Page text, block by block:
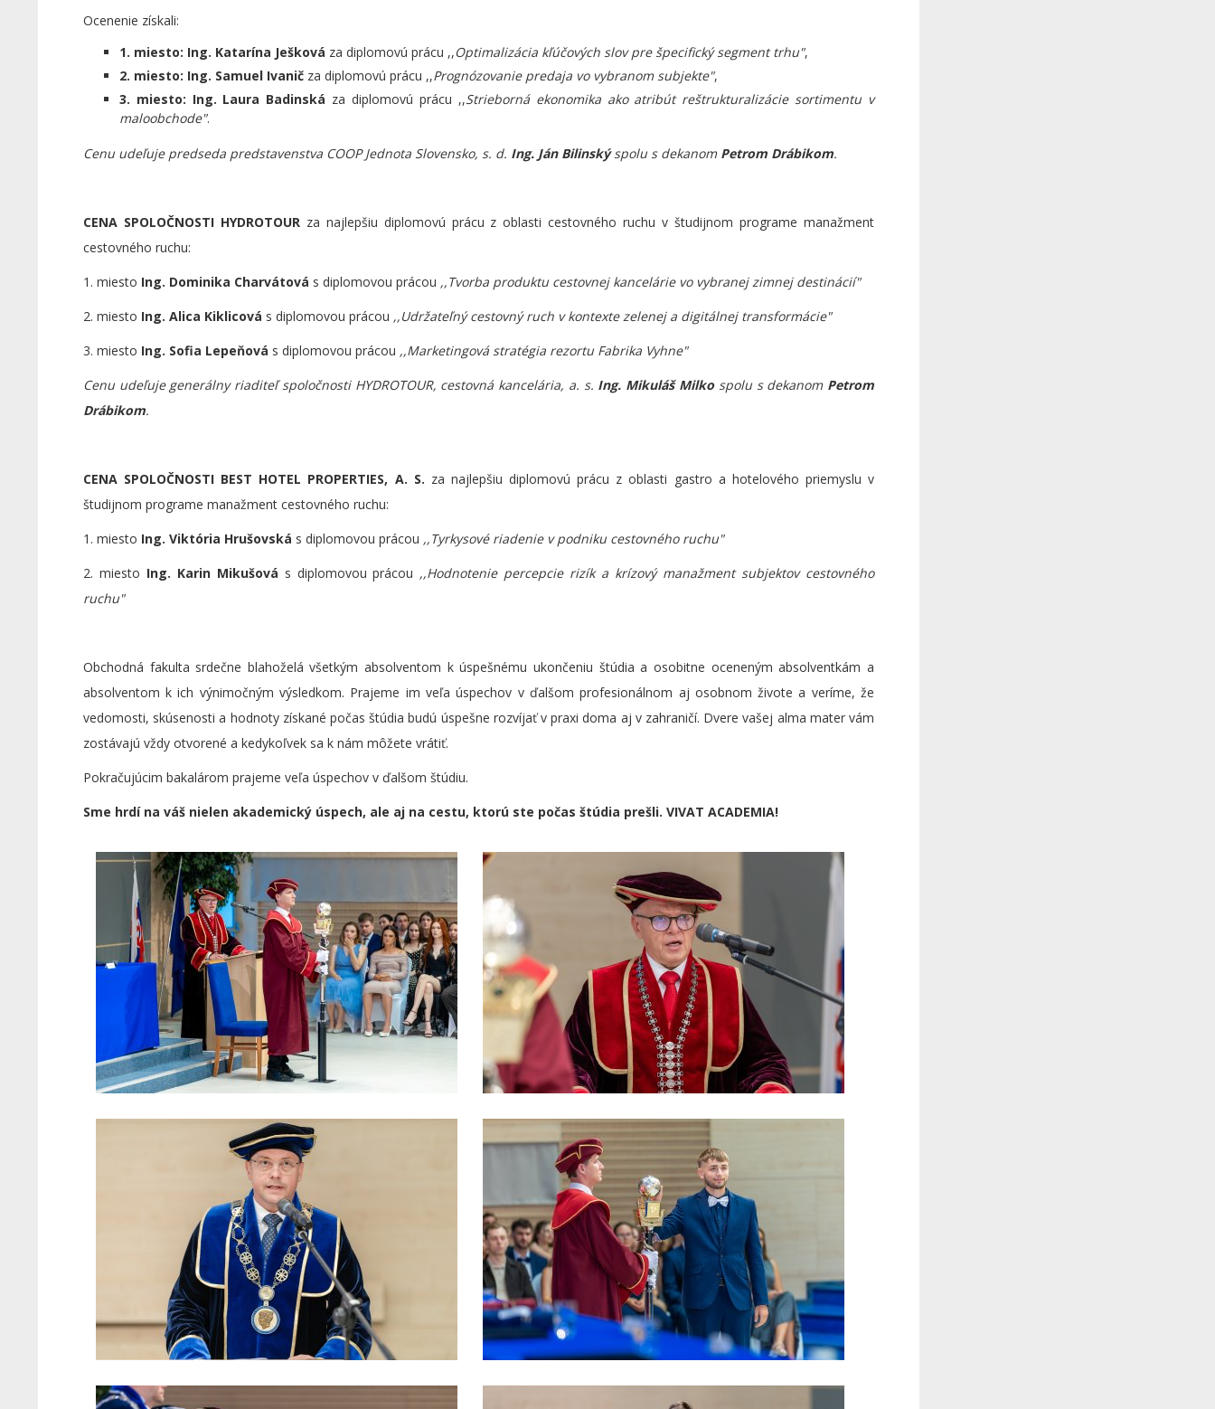
Ocenenie získali:
1. miesto: Ing. Katarína Ješková za diplomovú prácu ,,Optimalizácia kľúčových slov pre špecifický segment trhu",
2. miesto: Ing. Samuel Ivaničza diplomovú prácu ,,Prognózovanie predaja vo vybranom subjekte",
3. miesto: Ing. Laura Badinská za diplomovú prácu ,,Strieborná ekonomika ako atribút reštrukturalizácie sortimentu v
maloobchode".
Cenu udeľuje predseda predstavenstva COOP Jednota Slovensko, s. d. Ing. Ján Bilinskýspolu s dekanom Petrom Drábikom.
CENA SPOLOČNOSTI HYDROTOUR za najlepšiu diplomovú prácu z oblasti cestovného ruchu v študijnom programe manažment
cestovného ruchu:
1. miesto Ing. Dominika Charvátová s diplomovou prácou ,,Tvorba produktu cestovnej kancelárie vo vybranej zimnej destinácií"
2. miesto Ing. Alica Kiklicová s diplomovou prácou ,,Udržateľný cestovný ruch v kontexte zelenej a digitálnej transformácie"
3. miesto Ing. Sofia Lepeňová s diplomovou prácou ,,Marketingová stratégia rezortu Fabrika Vyhne"
Cenu udeľuje generálny riaditeľ spoločnosti HYDROTOUR, cestovná kancelária, a. s. Ing. Mikuláš Milkospolu s dekanom Petrom
Drábikom.
CENA SPOLOČNOSTI BEST HOTEL PROPERTIES, A. S. za najlepšiu diplomovú prácu z oblasti gastro a hotelového priemyslu v
študijnom programe manažment cestovného ruchu:
1. miesto Ing. Viktória Hrušovská s diplomovou prácou ,,Tyrkysové riadenie v podniku cestovného ruchu"
2. miesto Ing. Karin Mikušová s diplomovou prácou ,,Hodnotenie percepcie rizík a krízový manažment subjektov cestovného
ruchu"
Obchodná fakulta srdečne blahoželá všetkým absolventom k úspešnému ukončeniu štúdia a osobitne oceneným absolventkám a
absolventom k ich výnimočným výsledkom. Prajeme im veľa úspechov v ďalšom profesionálnom aj osobnom živote a veríme, že
vedomosti, skúsenosti a hodnoty získané počas štúdia budú úspešne rozvíjať v praxi doma aj v zahraničí. Dvere vašej alma mater vám
zostávajú vždy otvorené a kedykoľvek sa k nám môžete vrátiť.
Pokračujúcim bakalárom prajeme veľa úspechov v ďalšom štúdiu.
Sme hrdí na váš nielen akademický úspech, ale aj na cestu, ktorú ste počas štúdia prešli. VIVAT ACADEMIA!